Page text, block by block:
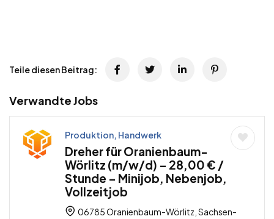
Teile diesen Beitrag:
Verwandte Jobs
Produktion, Handwerk
Dreher für Oranienbaum-
Wörlitz (m/w/d) – 28,00 € /
Stunde – Minijob, Nebenjob,
Vollzeitjob
06785 Oranienbaum-Wörlitz, Sachsen-